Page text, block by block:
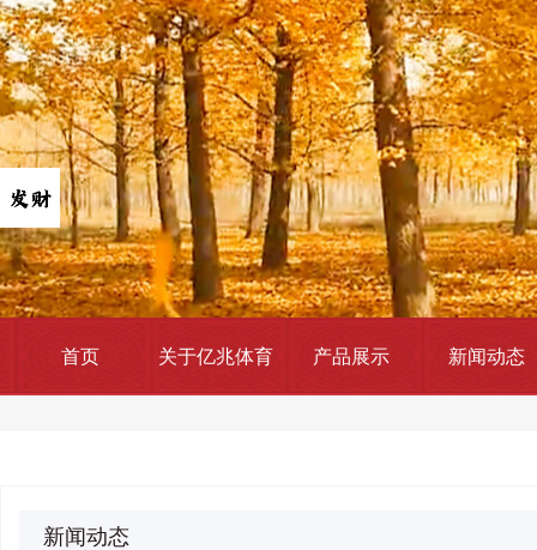
首页 关于亿兆体育 产品展示 新闻动态
新闻动态